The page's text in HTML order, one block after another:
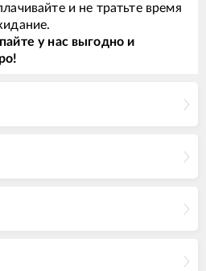
и не тратьте время
у нас выгодно и